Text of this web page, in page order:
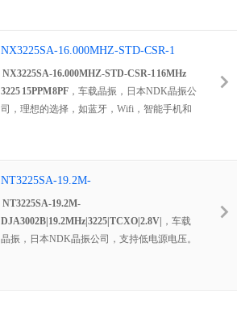
20.000000MHZ/无线设
备/2520mm/±10ppm.
振，平板电脑晶振，轻薄型晶振，
NX3225SA-32M-EXS00A-02994无源晶体，
NX3225SA-20.000MHZ-STD-CSR-1石英晶
体。
石英晶振产品主要应用范围：电信设备，短程
24.576MHZ-STD-CSR-1,SMD,智能手机.
NX3225SA-16.000MHZ-STD-CSR-1
16MHz 3225 15PPM 8PF
NX3225SA-16.000MHZ-STD-CSR-1 16MHz
3225 15PPM 8PF ， 车载晶振 ，日本NDK晶振公
司，理想的选择，如蓝牙，Wifi，智能手机和
性。是无铅的。满足使用无铅焊料进行再流分
析的要求。适用于OA / AV移动通信/短程无线
通信
NT3225SA-19.2M-
DJA3002B|19.2MHz|3225|TCXO|2.8V|
NT3225SA-19.2M-
DJA3002B|19.2MHz|3225|TCXO|2.8V| ， 车载
晶振 ，日本NDK晶振公司， 支持低电源电压。
mm、0.007 cm3和0.024 g。低功耗。是一个表